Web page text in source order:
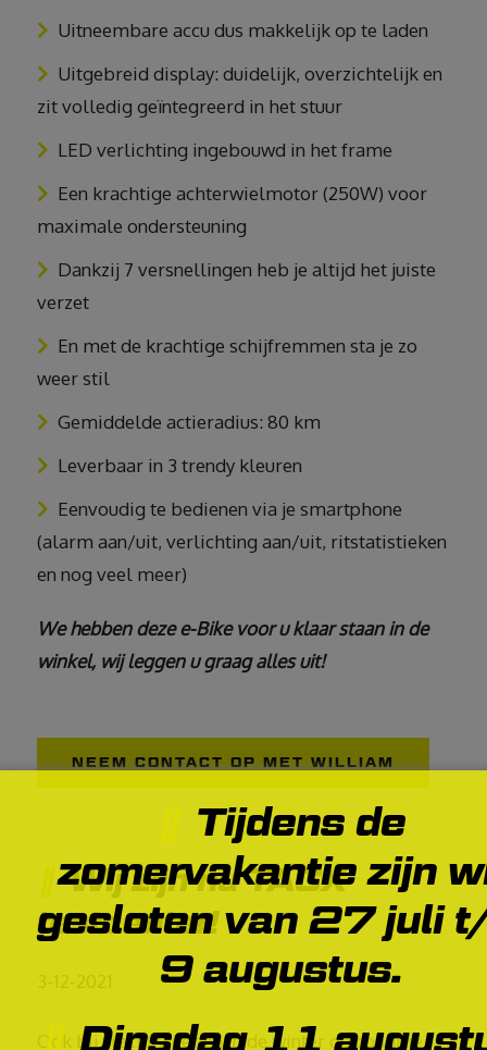
Uitneembare accu dus makkelijk op te laden
Uitgebreid display: duidelijk, overzichtelijk en
zit volledig geïntegreerd in het stuur
LED verlichting ingebouwd in het frame
Een krachtige achterwielmotor (250W) voor
maximale ondersteuning
Dankzij 7 versnellingen heb je altijd het juiste
verzet
En met de krachtige schijfremmen sta je zo
weer stil
Gemiddelde actieradius: 80 km
Leverbaar in 3 trendy kleuren
Eenvoudig te bedienen via je smartphone
(alarm aan/uit, verlichting aan/uit, ritstatistieken
en nog veel meer)
We hebben deze e-Bike voor u klaar staan in de
winkel, wij leggen u graag alles uit!
NEEM CONTACT OP MET WILLIAM
Wij zijn nu TACX
testcenter!
Ook bij slecht weer en in de winter op conditie
Tijdens de
zomervakantie zijn
gesloten van 27 juli
9 augustus.
Dinsdag 11